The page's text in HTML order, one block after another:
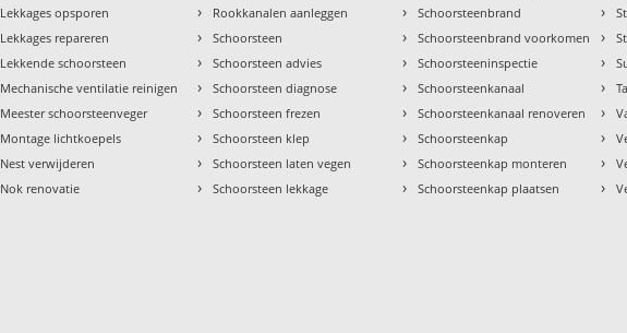
Lekkages opsporen
Lekkages repareren
Lekkende schoorsteen
Mechanische ventilatie reinigen
Meester schoorsteenveger
Montage lichtkoepels
Nest verwijderen
Nok renovatie
› Rookkanalen aanleggen
› Schoorsteen
› Schoorsteen advies
› Schoorsteen diagnose
› Schoorsteen frezen
› Schoorsteen klep
› Schoorsteen laten vegen
› Schoorsteen lekkage
› Schoorsteenbrand
› Schoorsteenbrand voorkomen
› Schoorsteeninspectie
› Schoorsteenkanaal
› Schoorsteenkanaal renoveren
› Schoorsteenkap
› Schoorsteenkap monteren
› Schoorsteenkap plaatsen
›
›
›
›
›
›
›
›